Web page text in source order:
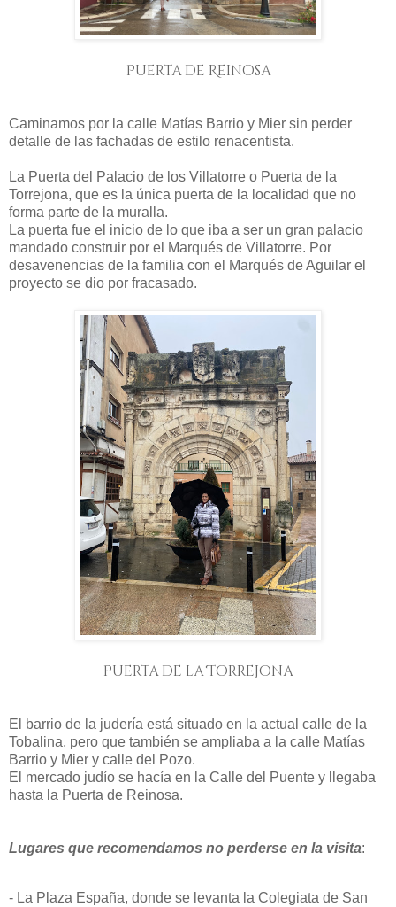
Puerta de Reinosa
Caminamos por la calle Matías Barrio y Mier sin perder
detalle de las fachadas de estilo renacentista.
La Puerta del Palacio de los Villatorre o Puerta de la
Torrejona, que es la única puerta de la localidad que no
forma parte de la muralla.
La puerta fue el inicio de lo que iba a ser un gran palacio
mandado construir por el Marqués de Villatorre. Por
desavenencias de la familia con el Marqués de Aguilar el
proyecto se dio por fracasado.
Puerta de la Torrejona
El barrio de la judería está situado en la actual calle de la
Tobalina, pero que también se ampliaba a la calle Matías
Barrio y Mier y calle del Pozo.
El mercado judío se hacía en la Calle del Puente y llegaba
hasta la Puerta de Reinosa.
Lugares que recomendamos no perderse en la visita:
- La Plaza España, donde se levanta la Colegiata de San